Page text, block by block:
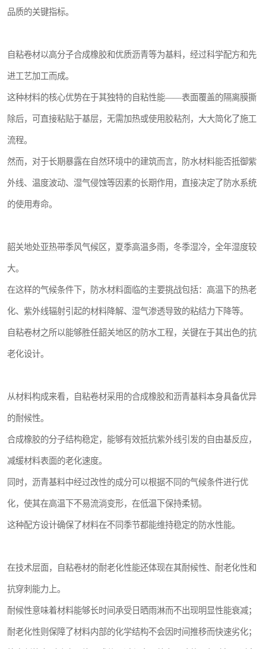
品质的关键指标。
自粘卷材以高分子合成橡胶和优质沥青等为基料，经过科学配方和先
进工艺加工而成。
这种材料的核心优势在于其独特的自粘性能——表面覆盖的隔离膜撕
除后，可直接粘贴于基层，无需加热或使用胶粘剂，大大简化了施工
流程。
然而，对于长期暴露在自然环境中的建筑而言，防水材料能否抵御紫
外线、温度波动、湿气侵蚀等因素的长期作用，直接决定了防水系统
的使用寿命。
韶关地处亚热带季风气候区，夏季高温多雨，冬季湿冷，全年湿度较
大。
在这样的气候条件下，防水材料面临的主要挑战包括：高温下的热老
化、紫外线辐射引起的材料降解、湿气渗透导致的粘结力下降等。
自粘卷材之所以能够胜任韶关地区的防水工程，关键在于其出色的抗
老化设计。
从材料构成来看，自粘卷材采用的合成橡胶和沥青基料本身具备优异
的耐候性。
合成橡胶的分子结构稳定，能够有效抵抗紫外线引发的自由基反应，
减缓材料表面的老化速度。
同时，沥青基料中经过改性的成分可以根据不同的气候条件进行优
化，使其在高温下不易流淌变形，在低温下保持柔韧。
这种配方设计确保了材料在不同季节都能维持稳定的防水性能。
在技术层面，自粘卷材的耐老化性能还体现在其耐候性、耐老化性和
抗穿刺能力上。
耐候性意味着材料能够长时间承受日晒雨淋而不出现明显性能衰减；
耐老化性则保障了材料内部的化学结构不会因时间推移而快速劣化；